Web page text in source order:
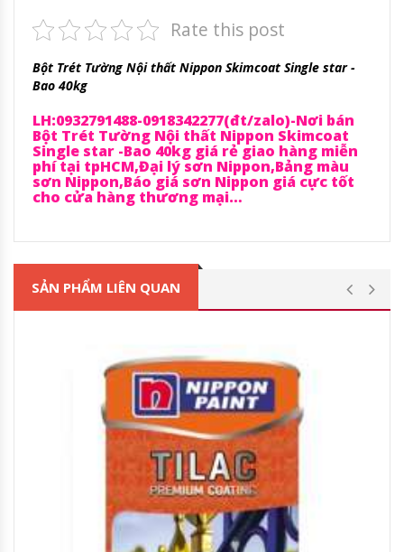
Rate this post
Bột Trét Tường Nội thất Nippon Skimcoat Single star -
Bao 40kg
LH:0932791488-0918342277(đt/zalo)-Nơi bán
Bột Trét Tường Nội thất Nippon Skimcoat
Single star -Bao 40kg giá rẻ giao hàng miễn
phí tại tpHCM,Đại lý sơn Nippon,Bảng màu
sơn Nippon,Báo giá sơn Nippon giá cực tốt
cho cửa hàng thương mại…
SẢN PHẨM LIÊN QUAN